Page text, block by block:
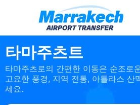
타마주츠트
타마주츠로의 간편한 이동은 순조로
고요한 풍경, 지역 전통, 아틀라스 산
세요.